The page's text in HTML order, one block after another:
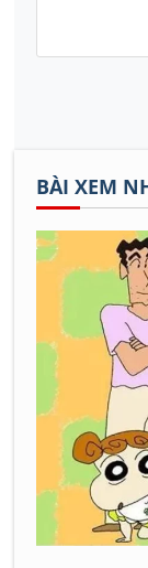
BÀI XEM